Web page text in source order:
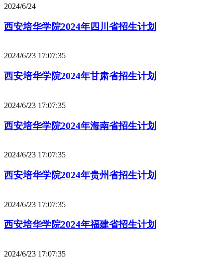
2024/6/24
西安培华学院2024年四川省招生计划
2024/6/23 17:07:35
西安培华学院2024年甘肃省招生计划
2024/6/23 17:07:35
西安培华学院2024年海南省招生计划
2024/6/23 17:07:35
西安培华学院2024年贵州省招生计划
2024/6/23 17:07:35
西安培华学院2024年福建省招生计划
2024/6/23 17:07:35